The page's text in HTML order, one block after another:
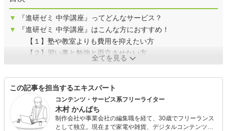
▼
『進研ゼミ 中学講座』ってどんなサービス？
▼
『進研ゼミ 中学講座』はこんな方におすすめ！
【１】塾や教室よりも費用を抑えたい方
【２】習い事と勉強と両立させたい方
全てを見る
この記事を担当するエキスパート
コンテンツ・サービス系フリーライター
木村 かんぱち
制作会社や事業会社の編集職を経て、30歳でフリーランス
として独立。現在まで家電や雑貨、デジタルコンテンツや